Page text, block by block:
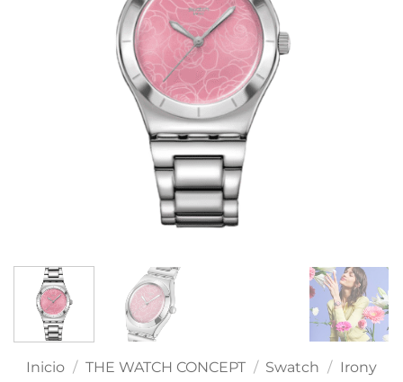
Inicio / THE WATCH CONCEPT / Swatch / Irony